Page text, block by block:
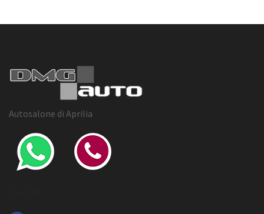
Autosalone di Aprilia